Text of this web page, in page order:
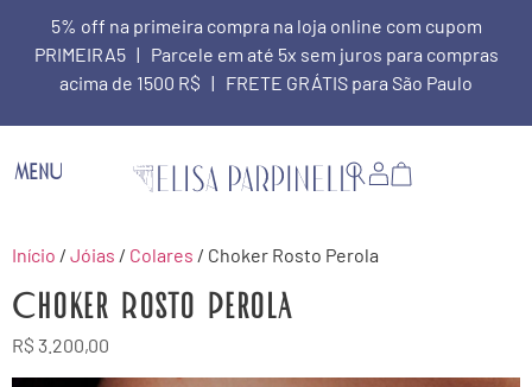
5% off na primeira compra na loja online com cupom
PRIMEIRA5 | Parcele em até 5x sem juros para compras
acima de 1500 R$ | FRETE GRÁTIS para São Paulo
MENU
Início / Jóias / Colares / Choker Rosto Perola
Choker Rosto Perola
R$ 3.200,00